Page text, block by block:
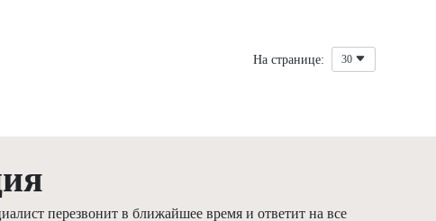
На странице: 30
перезвонит в ближайшее время и ответит на все